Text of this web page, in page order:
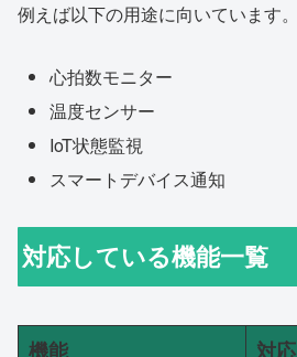
例えば以下の用途に向いています。
心拍数モニター
温度センサー
IoT状態監視
スマートデバイス通知
対応している機能一覧
機能 対応